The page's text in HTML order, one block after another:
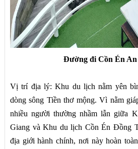
Đường đi Cồn Én An
Vị trí địa lý: Khu du lịch nằm yên
dòng sông Tiền thơ mộng. Vì nằm
nhiều người thường nhầm lẫn giữa
Giang và Khu du lịch Cồn Én Đồng
địa giới hành chính, nơi này hoàn